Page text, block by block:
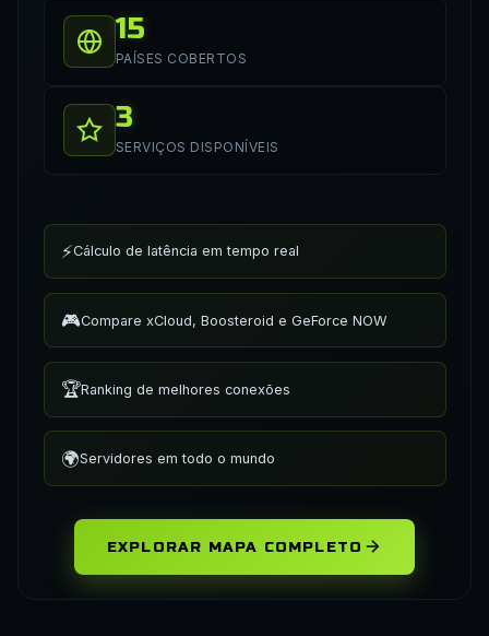
15
PAÍSES COBERTOS
3
SERVIÇOS DISPONÍVEIS
⚡Cálculo de latência em tempo real
🎮Compare xCloud, Boosteroid e GeForce NOW
🏆Ranking de melhores conexões
🌍Servidores em todo o mundo
EXPLORAR MAPA COMPLETO